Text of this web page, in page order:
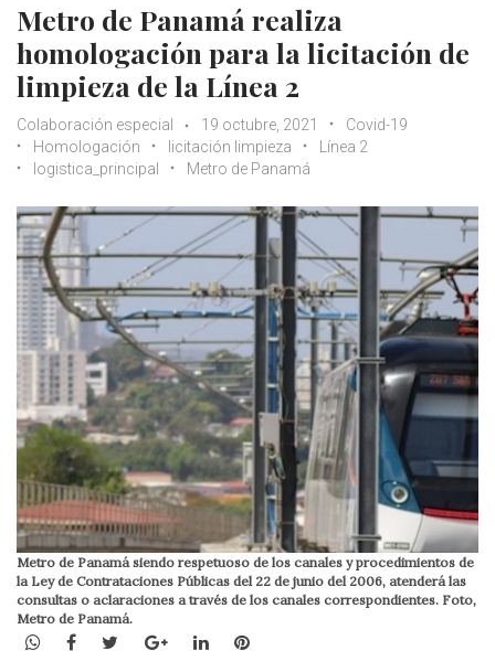
Metro de Panamá realiza
homologación para la licitación de
limpieza de la Línea 2
Colaboración especial 19 octubre, 2021
Covid-19
Homologación
licitación limpieza
Línea 2
logistica_principal
Metro de Panamá
Metro de Panamá siendo respetuoso de los canales y procedimientos de
la Ley de Contrataciones Públicas del 22 de junio del 2006, atenderá las
consultas o aclaraciones a través de los canales correspondientes. Foto,
Metro de Panamá.
WhatsApp
Facebook
TwitterGoogle+LinkedInPinterest